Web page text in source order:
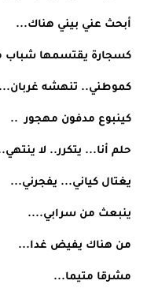
أبحث عني بيني هناك...
كسجارة يقتسمها شباب
كموطني.. تنهشه
كينبوع مدفون مهجور  ..
حلم أنا... يتكرر.. لا
يغتال كياني... يفجرني...
ينبعث من سرابي....
من هناك يفيض غدا...
مشرقا متيما...